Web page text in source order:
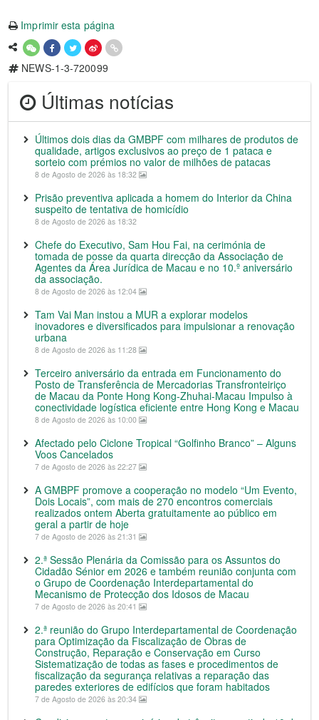
Imprimir esta página
NEWS-1-3-720099
Últimas notícias
Últimos dois dias da GMBPF com milhares de produtos de
qualidade, artigos exclusivos ao preço de 1 pataca e
sorteio com prémios no valor de milhões de patacas
8 de Agosto de 2026 às 18:32
Prisão preventiva aplicada a homem do Interior da China
suspeito de tentativa de homicídio
8 de Agosto de 2026 às 18:32
Chefe do Executivo, Sam Hou Fai, na cerimónia de
tomada de posse da quarta direcção da Associação de
Agentes da Área Jurídica de Macau e no 10.º aniversário
da associação.
8 de Agosto de 2026 às 12:04
Tam Vai Man instou a MUR a explorar modelos
inovadores e diversificados para impulsionar a renovação
urbana
8 de Agosto de 2026 às 11:28
Terceiro aniversário da entrada em Funcionamento do
Posto de Transferência de Mercadorias Transfronteiriço
de Macau da Ponte Hong Kong-Zhuhai-Macau Impulso à
conectividade logística eficiente entre Hong Kong e Macau
8 de Agosto de 2026 às 10:00
Afectado pelo Ciclone Tropical “Golfinho Branco” – Alguns
Voos Cancelados
7 de Agosto de 2026 às 22:27
A GMBPF promove a cooperação no modelo “Um Evento,
Dois Locais”, com mais de 270 encontros comerciais
realizados ontem Aberta gratuitamente ao público em
geral a partir de hoje
7 de Agosto de 2026 às 21:31
2.ª Sessão Plenária da Comissão para os Assuntos do
Cidadão Sénior em 2026 e também reunião conjunta com
o Grupo de Coordenação Interdepartamental do
Mecanismo de Protecção dos Idosos de Macau
7 de Agosto de 2026 às 20:41
2.ª reunião do Grupo Interdepartamental de Coordenação
para Optimização da Fiscalização de Obras de
Construção, Reparação e Conservação em Curso
Sistematização de todas as fases e procedimentos de
fiscalização da segurança relativas a reparação das
paredes exteriores de edifícios que foram habitados
7 de Agosto de 2026 às 20:34